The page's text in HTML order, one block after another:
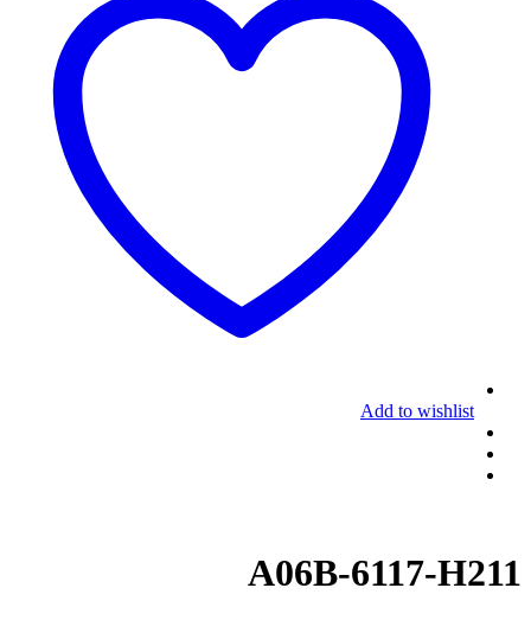
Add to wishlist
A06B-6117-H211